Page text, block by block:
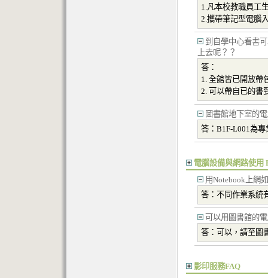
1.凡本校教職員工
2.攜帶筆記型電腦
到自學中心看書
上去呢？？
答：
1. 全館皆已開放帶
2. 可以帶自已的書
圖書館地下室的
答：B1F-L001為
電腦設備與網路使用
用Notebook上網
答：不同作業系統
可以用圖書館的
答：可以，請至圖
影印服務FAQ